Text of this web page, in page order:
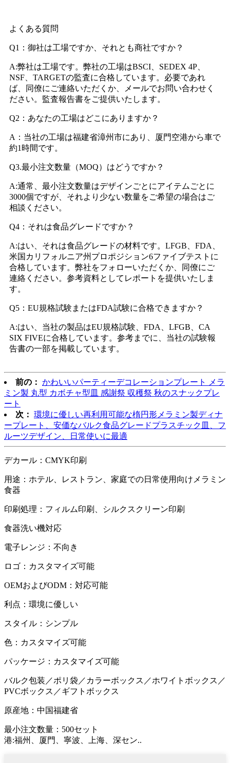
よくある質問
Q1：御社は工場ですか、それとも商社ですか？
A:弊社は工場です。弊社の工場はBSCI、SEDEX 4P、
NSF、TARGETの監査に合格しています。必要であれ
ば、同僚にご連絡いただくか、メールでお問い合わせく
ださい。監査報告書をご提供いたします。
Q2：あなたの工場はどこにありますか？
A：当社の工場は福建省漳州市にあり、厦門空港から車で
約1時間です。
Q3.最小注文数量（MOQ）はどうですか？
A:通常、最小注文数量はデザインごとにアイテムごとに
3000個ですが、それより少ない数量をご希望の場合はご
相談ください。
Q4：それは食品グレードですか？
A:はい、それは食品グレードの材料です。LFGB、FDA、
米国カリフォルニア州プロポジション6ファイブテストに
合格しています。弊社をフォローいただくか、同僚にご
連絡ください。参考資料としてレポートを提供いたしま
す。
Q5：EU規格試験またはFDA試験に合格できますか？
A:はい、当社の製品はEU規格試験、FDA、LFGB、CA
SIX FIVEに合格しています。参考までに、当社の試験報
告書の一部を掲載しています。
前の： かわいいパーティーデコレーションプレート メラ
ミン製 丸型 カボチャ型皿 感謝祭 収穫祭 秋のスナックプレ
ート
次： 環境に優しい再利用可能な楕円形メラミン製ディナ
ープレート、安価なバルク食品グレードプラスチック皿、フ
ルーツデザイン、日常使いに最適
デカール：CMYK印刷
用途：ホテル、レストラン、家庭での日常使用向けメラミン
食器
印刷処理：フィルム印刷、シルクスクリーン印刷
食器洗い機対応
電子レンジ：不向き
ロゴ：カスタマイズ可能
OEMおよびODM：対応可能
利点：環境に優しい
スタイル：シンプル
色：カスタマイズ可能
パッケージ：カスタマイズ可能
バルク包装／ポリ袋／カラーボックス／ホワイトボックス／
PVCボックス／ギフトボックス
原産地：中国福建省
最小注文数量：500セット
港:福州、厦門、寧波、上海、深セン..